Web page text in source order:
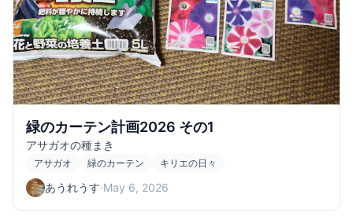
緑のカーテン計画2026 その1
アサガオの種まき
アサガオ 緑のカーテン キリエの日々
あうれうす·May 6, 2026